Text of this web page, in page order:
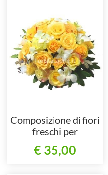
Composizione di fiori
freschi per
€ 35,00